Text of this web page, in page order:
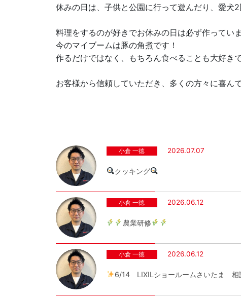
休みの日は、子供と公園に行って遊んだり、愛犬
料理をするのが好きでお休みの日は必ず作っていま
今のマイブームは豚の角煮です！
作るだけではなく、もちろん食べることも大好き
お客様から信頼していただき、多くの方々に喜ん
小倉 一徳 2026.07.07
クッキング
小倉 一徳 2026.06.12
農業研修
小倉 一徳 2026.06.12
6/14 LIXILショールームさいたま 相